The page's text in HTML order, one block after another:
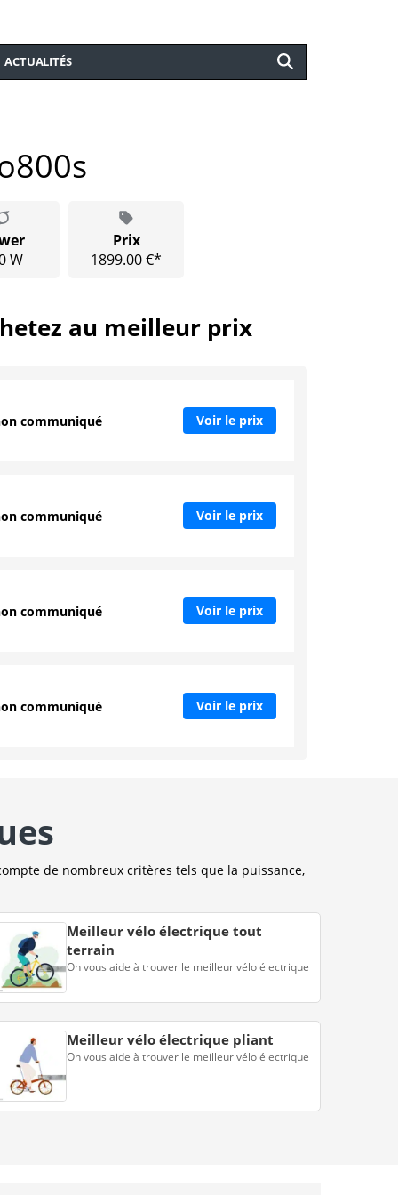
ACTUALITÉS
W
Prix
1899.00 €*
au meilleur prix
communiqué Voir le prix
communiqué Voir le prix
communiqué Voir le prix
communiqué Voir le prix
de nombreux critères tels que la puissance,
Meilleur vélo électrique tout
terrain
On vous aide à trouver le meilleur vélo électrique
Meilleur vélo électrique pliant
On vous aide à trouver le meilleur vélo électrique